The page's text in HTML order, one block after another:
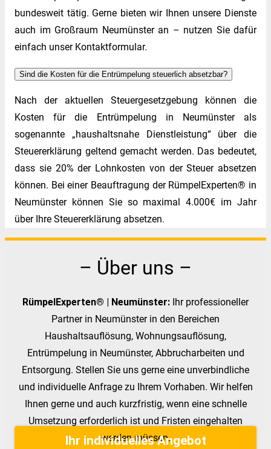
bundesweit tätig. Gerne bieten wir Ihnen unsere Dienste
auch im Großraum Neumünster an – nutzen Sie dafür
einfach unser Kontaktformular.
Sind die Kosten für die Entrümpelung steuerlich absetzbar?
Nach der aktuellen Steuergesetzgebung können die
Kosten für die Entrümpelung in Neumünster als
sogenannte „haushaltsnahe Dienstleistung“ über die
Steuererklärung geltend gemacht werden. Das bedeutet,
dass sie 20% der Lohnkosten von der Steuer absetzen
können. Bei einer Beauftragung der RümpelExperten® in
Neumünster können Sie so maximal 4.000€ im Jahr
über Ihre Steuererklärung absetzen.
– Über uns –
RümpelExperten® | Neumünster: Ihr professioneller
Partner in Neumünster in den Bereichen
Haushaltsauflösung, Wohnungsauflösung,
Entrümpelung in Neumünster, Abbrucharbeiten und
Entsorgung. Stellen Sie uns gerne eine unverbindliche
und individuelle Anfrage zu Ihrem Vorhaben. Wir helfen
Ihnen gerne und auch kurzfristig, wenn eine schnelle
Umsetzung erforderlich ist und Fristen eingehalten
werden müssen.
Ihr individuelles Angebot